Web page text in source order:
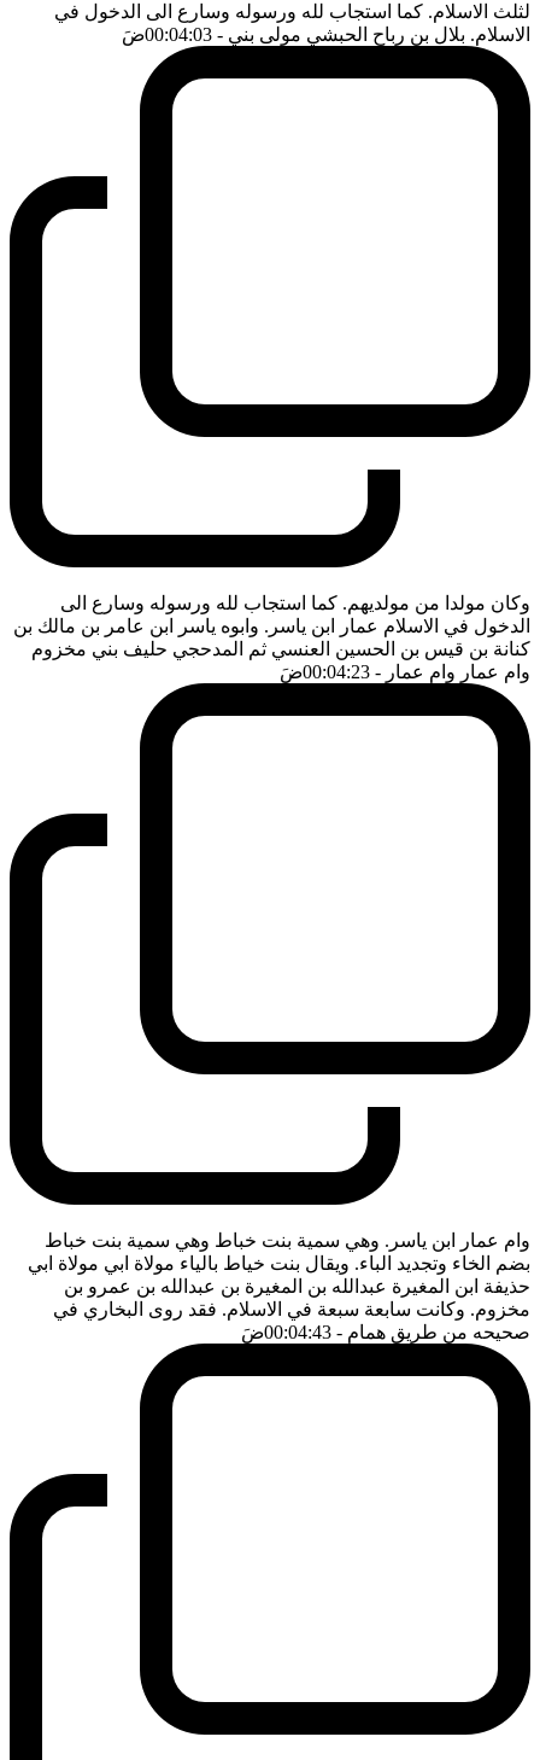
لثلث الاسلام. كما استجاب لله ورسوله وسارع الى الدخول في
الاسلام. بلال بن رباح الحبشي مولى بني - 00:04:03 ضَ
وكان مولدا من مولديهم. كما استجاب لله ورسوله وسارع الى
الدخول في الاسلام عمار ابن ياسر. وابوه ياسر ابن عامر بن مالك بن
كنانة بن قيس بن الحسين العنسي ثم المدحجي حليف بني مخزوم
وام عمار وام عمار - 00:04:23 ضَ
وام عمار ابن ياسر. وهي سمية بنت خباط وهي سمية بنت خباط
بضم الخاء وتجديد الباء. ويقال بنت خياط بالياء مولاة ابي مولاة ابي
حذيفة ابن المغيرة عبدالله بن المغيرة بن عبدالله بن عمرو بن
مخزوم. وكانت سابعة سبعة في الاسلام. فقد روى البخاري في
صحيحه من طريق همام - 00:04:43 ضَ